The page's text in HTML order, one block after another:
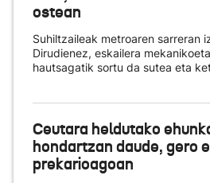
ostean
Suhiltzaileak metroaren sarreran
Dirudienez, eskailera
hautsagatik sortu da sutea eta
Ceutara heldutako
hondartzan daude, gero
prekarioagoan